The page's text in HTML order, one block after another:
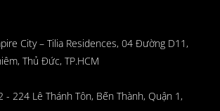
City – Tilia Residences, 04 Đường D11,
Thủ Đức, TP.HCM
- 224 Lê Thánh Tôn, Bến Thành, Quận 1,